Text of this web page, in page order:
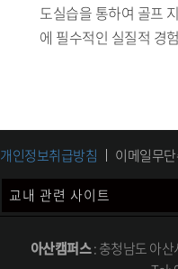
도실습을 통하여 골프
에 필수적인 실질적 경
개인정보취급방침
이메일무
교내 관련 사이트
아산캠퍼스: 충청남도 아산